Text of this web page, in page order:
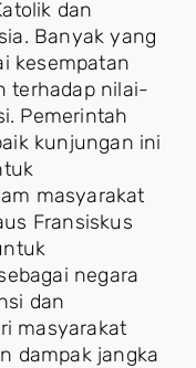
dan
Banyak yang
kesempatan
terhadap nilai-
Pemerintah
kunjungan ini
masyarakat
Fransiskus
negara
dan
masyarakat
dampak jangka